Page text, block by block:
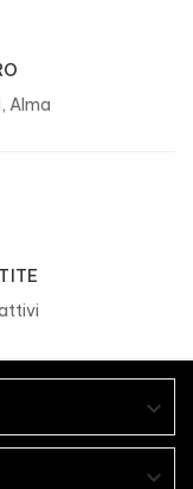
Alma

